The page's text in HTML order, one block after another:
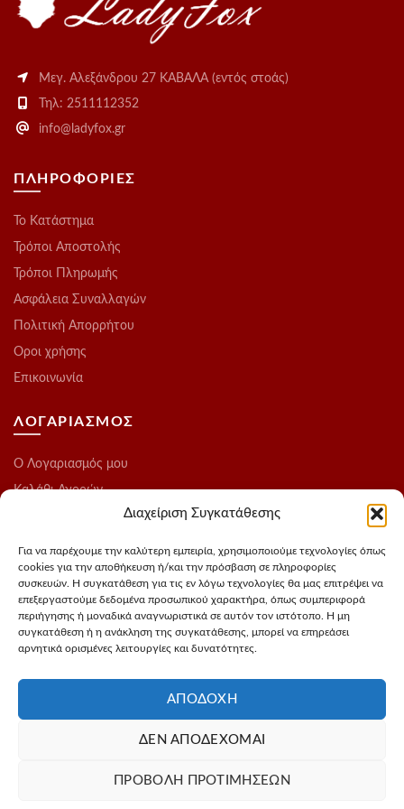
Διαχείριση Συγκατάθεσης
Για να παρέχουμε την καλύτερη εμπειρία, χρησιμοποιούμε τεχνολογίες όπως
cookies για την αποθήκευση ή/και την πρόσβαση σε πληροφορίες
συσκευών. Η συγκατάθεση για τις εν λόγω τεχνολογίες θα μας επιτρέψει να
επεξεργαστούμε δεδομένα προσωπικού χαρακτήρα, όπως συμπεριφορά
περιήγησης ή μοναδικά αναγνωριστικά σε αυτόν τον ιστότοπο. Η μη
συγκατάθεση ή η ανάκληση της συγκατάθεσης, μπορεί να επηρεάσει
αρνητικά ορισμένες λειτουργίες και δυνατότητες.
ΑΠΟΔΟΧΉ
ΔΕΝ ΑΠΟΔΈΧΟΜΑΙ
ΠΡΟΒΟΛΉ ΠΡΟΤΙΜΉΣΕΩΝ
Μεγ. Αλεξάνδρου 27 ΚΑΒΑΛΑ (εντός στοάς)
Τηλ: 2511112352
info@ladyfox.gr
ΠΛΗΡΟΦΟΡΙΕΣ
Το Kατάστημα
Τρόποι Αποστολής
Τρόποι Πληρωμής
Ασφάλεια Συναλλαγών
Πολιτική Απορρήτου
Οροι χρήσης
Επικοινωνία
ΛΟΓΑΡΙΑΣΜΟΣ
O Λογαριασμός μου
Καλάθι Αγορών
Ολοκλήρωση Παραγγελίας
Blog
ΑΚΟΛΟΥΘΗΣΤΕ ΜΑΣ
Instagram
FaceBook
MyIP